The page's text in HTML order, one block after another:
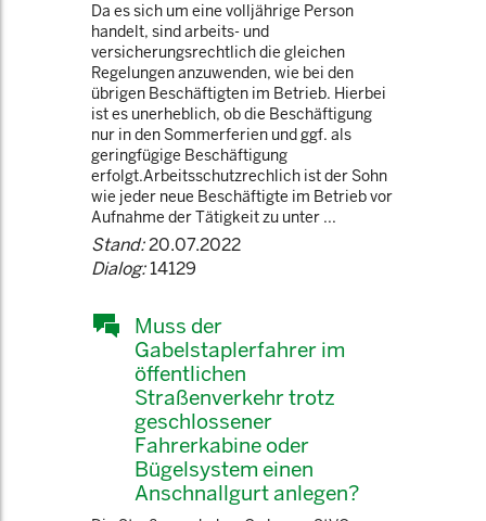
Da es sich um eine volljährige Person
handelt, sind arbeits- und
versicherungsrechtlich die gleichen
Regelungen anzuwenden, wie bei den
übrigen Beschäftigten im Betrieb. Hierbei
ist es unerheblich, ob die Beschäftigung
nur in den Sommerferien und ggf. als
geringfügige Beschäftigung
erfolgt.Arbeitsschutzrechlich ist der Sohn
wie jeder neue Beschäftigte im Betrieb vor
Aufnahme der Tätigkeit zu unter ...
Stand:20.07.2022
Dialog:14129
Muss der
Gabelstaplerfahrer im
öffentlichen
Straßenverkehr trotz
geschlossener
Fahrerkabine oder
Bügelsystem einen
Anschnallgurt anlegen?